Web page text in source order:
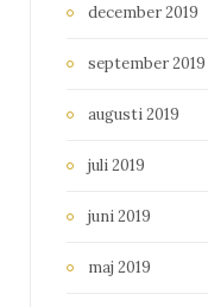
december 2019
september 2019
augusti 2019
juli 2019
juni 2019
maj 2019